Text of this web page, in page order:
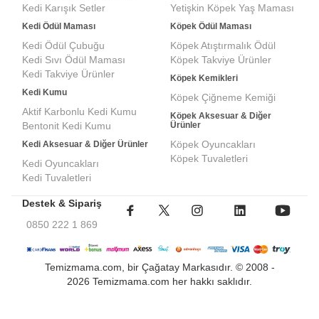
Kedi Karışık Setler
Kedi Ödül Maması
Kedi Ödül Çubuğu
Kedi Sıvı Ödül Maması
Kedi Takviye Ürünler
Kedi Kumu
Aktif Karbonlu Kedi Kumu
Bentonit Kedi Kumu
Kedi Aksesuar & Diğer Ürünler
Kedi Oyuncakları
Kedi Tuvaletleri
Yetişkin Köpek Yaş Maması
Köpek Ödül Maması
Köpek Atıştırmalık Ödül
Köpek Takviye Ürünler
Köpek Kemikleri
Köpek Çiğneme Kemiği
Köpek Aksesuar & Diğer
Ürünler
Köpek Oyuncakları
Köpek Tuvaletleri
Destek & Sipariş
0850 222 1 869
Temizmama.com, bir Çağatay Markasıdır. © 2008 -
2026 Temizmama.com her hakkı saklıdır.